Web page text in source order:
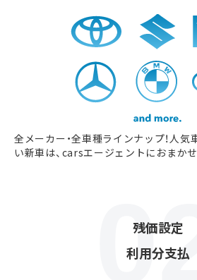
全メーカー・全車種ラインナップ！人
い新車は、carsエージェントにおまかせ
残価設定
利用分支払